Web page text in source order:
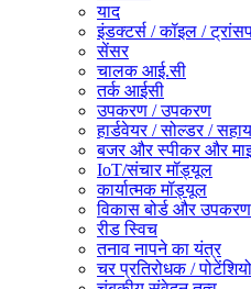
याद
इंडक्टर्स / कॉइल /
सेंसर
चालक आई.सी
तर्क आईसी
उपकरण / उपकरण
हार्डवेयर / सोल्डर /
बजर और स्पीकर और
IoT/संचार मॉड्यूल
कार्यात्मक मॉड्यूल
विकास बोर्ड और उपकरण
रीड स्विच
तनाव नापने का यंत्र
चर प्रतिरोधक /